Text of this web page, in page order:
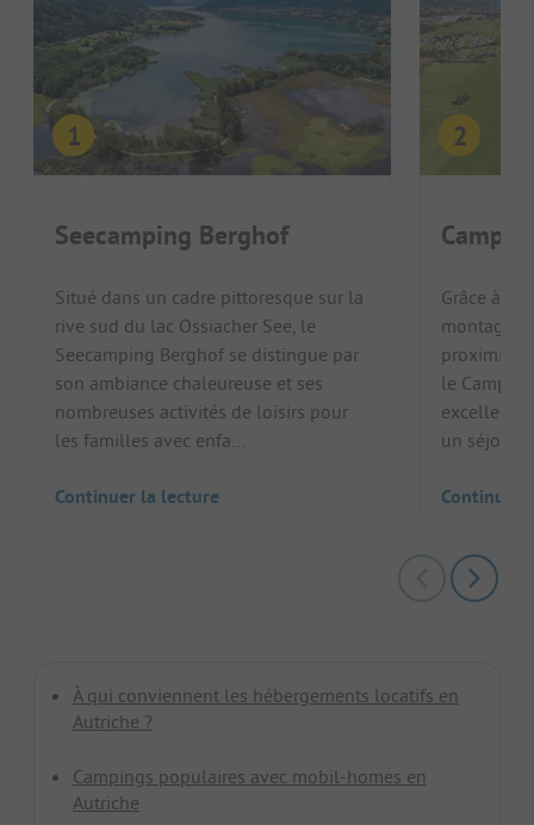
Seecamping Berghof
Situé dans un cadre pittoresque sur la
rive sud du lac Ossiacher See, le
Seecamping Berghof se distingue par
son ambiance chaleureuse et ses
nombreuses activités de loisirs pour
les familles avec enfa...
Continuer la lecture
Camp
Grâce à
proximité
le Camp
excellent
un séjour
Continuer
À qui conviennent les hébergements locatifs en
Autriche ?
Campings populaires avec mobil-homes en
Autriche